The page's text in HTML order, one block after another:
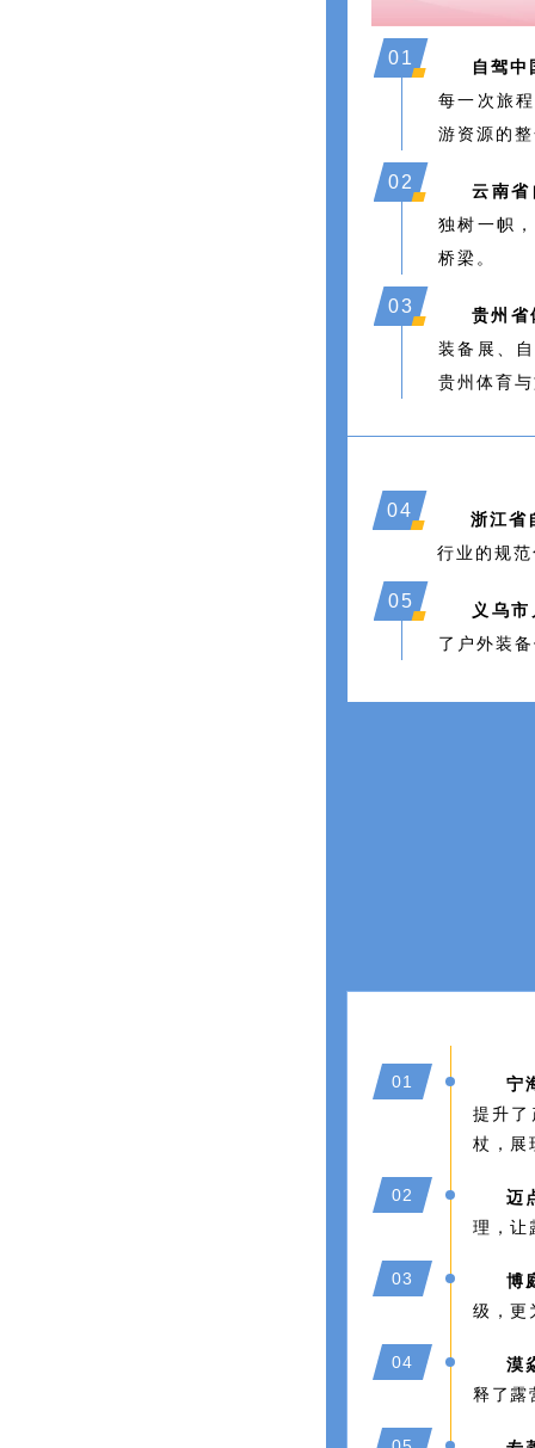
01
自驾中
每一次旅
游资源的
02
云南省
独树一帜
桥梁。
03
贵州省
装备展、
贵州体育
04
浙江省
行业的规
05
义乌
了户外装
01
宁
提升
杖，展
02
迈
理，让
03
博
级，更
04
漠
释了露